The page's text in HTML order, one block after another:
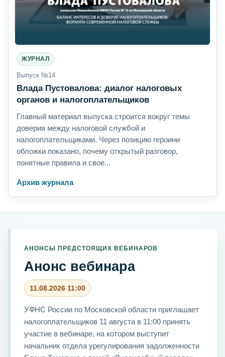
ЖУРНАЛ
Выпуск №14
Влада Пустовалова: диалог налоговых
органов и налогоплательщиков
Главный материал выпуска строится вокруг темы
доверия между налоговой службой и
налогоплательщиками. Через позицию героини
обложки показано, почему открытый разговор,
понятные правила и свое...
Архив журнала
АНОНСЫ ПРЕДСТОЯЩИХ ВЕБИНАРОВ
Анонс вебинара
11.08.2026 11:00
УФНС России по Московской области приглашает
налогоплательщиков 11 августа в 11:00 принять
участие в вебинаре, на котором выступит
начальник отдела урегулирования задолженности